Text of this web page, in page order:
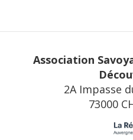
Association
2A Impasse
73000